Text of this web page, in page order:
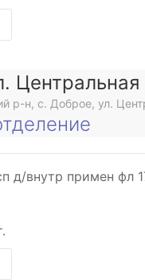
Центральная
р-н, с. Доброе, ул.
д/внутр примен фл